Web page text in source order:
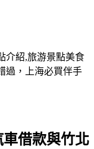
介紹,旅游景點美食
過，上海必買伴手
借款與竹北